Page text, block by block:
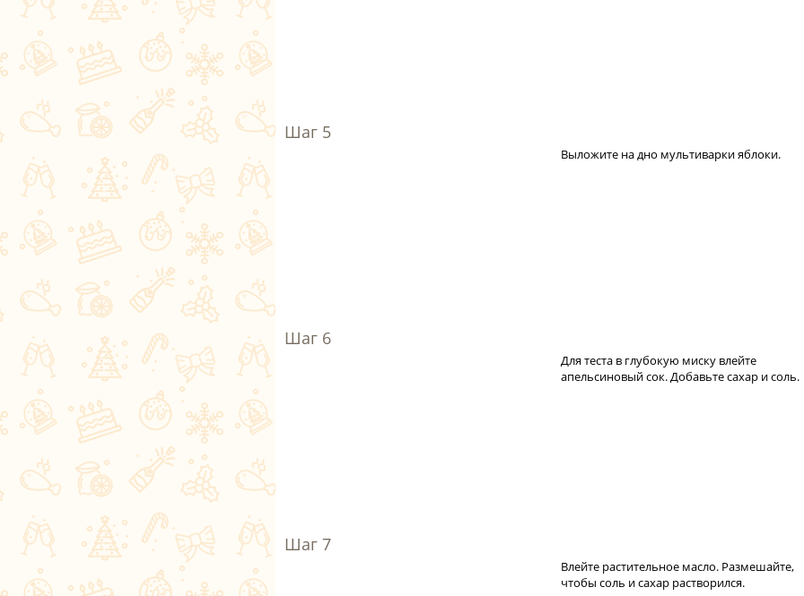
Выложите на дно мультиварки яблоки.
Для теста в глубокую миску влейте
апельсиновый сок. Добавьте сахар и соль.
Влейте растительное масло. Размешайте,
чтобы соль и сахар растворился.